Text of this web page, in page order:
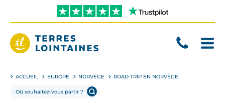
directement
contenu
ACCUEIL EUROPE NORVÈGE ROAD TRIP EN NORVÈGE